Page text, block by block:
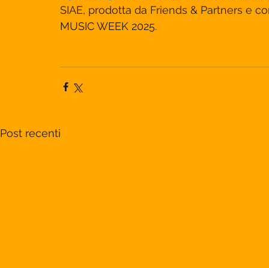
SIAE, prodotta da Friends & Partners e
MUSIC WEEK 2025.
Post recenti